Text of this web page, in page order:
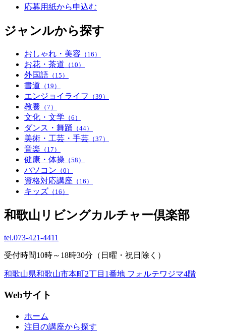
応募用紙から申込む
ジャンルから探す
おしゃれ・美容 （16）
お花・茶道 （10）
外国語 （15）
書道 （19）
エンジョイライフ （39）
教養 （7）
文化・文学 （6）
ダンス・舞踊 （44）
美術・工芸・手芸 （37）
音楽 （17）
健康・体操 （58）
パソコン （0）
資格対応講座 （16）
キッズ （16）
和歌山リビングカルチャー倶楽部
tel.073-421-4411
受付時間10時～18時30分（日曜・祝日除く）
和歌山県和歌山市本町2丁目1番地 フォルテワジマ4階
Webサイト
ホーム
注目の講座から探す